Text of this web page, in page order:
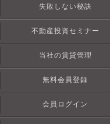
失敗しない秘訣
不動産投資セミナー
当社の賃貸管理
無料会員登録
会員ログイン